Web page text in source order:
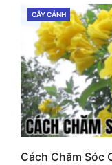
CATEGORIES
CÂY CẢNH
Cách Chăm Sóc